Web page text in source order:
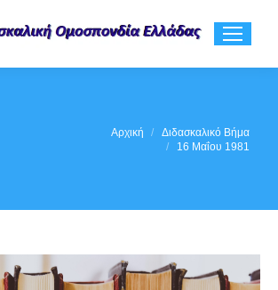
Αρχική
Διδασκαλικό Βήμα
16 Μαΐου 1981